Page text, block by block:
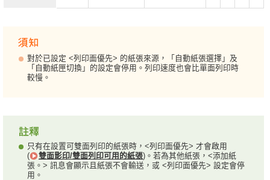
對於已設定 <列印面優先> 的紙張來源，「自動紙張選擇」及
「自動紙匣切換」的設定會停用。列印速度也會比單面列印時
較慢。
只有在設置可雙面列印的紙張時，<列印面優先> 才會啟用
(
雙面影印/雙面列印可用的紙張)。若為其他紙張，<添加紙
張。> 訊息會顯示且紙張不會輸送，或 <列印面優先> 設定會停
用。